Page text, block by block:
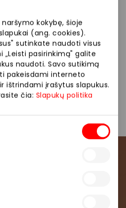
kokybę, šioje
(ang. cookies).
sutinkate naudoti visus
„Leisti pasirinkimą" galite
naudoti. Savo sutikimą
pakeisdami interneto
ištrindami įrašytus slapukus.
čia: Slapukų politika
ir Unisend Latvijoje bei
pasirinkimą: siuntų siuntimas,
siuntos, pašto
geriausius pasiūlymus,